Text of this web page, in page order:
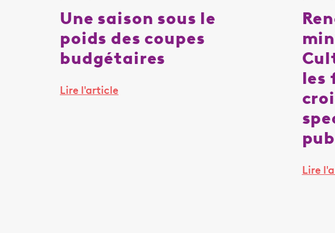
Une saison sous le
poids des coupes
budgétaires
Lire l'article
les
Lire